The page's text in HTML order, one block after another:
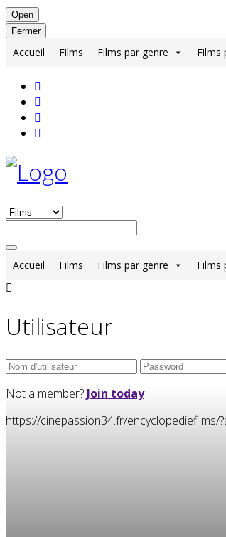
Open
Fermer
Accueil Films Films par genre Films
Accueil Films Films par genre Films
Utilisateur
Not a member? Join today
https://cinepassion34.fr/